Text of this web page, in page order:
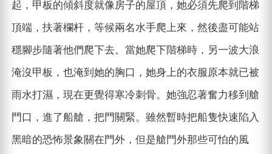
起，甲板的傾斜度就像房子的屋頂，她必須先爬到階梯
頂端，扶著欄杆，等候兩名水手爬上來，然後盡可能站
穩腳步隨著他們爬下去。當她爬下階梯時，另一波大浪
淹沒甲板，也淹到她的胸口，她身上的衣服原本就已被
雨水打濕，現在更覺得寒冷刺骨。她強忍著奮力移到艙
門口，進了船艙，把門關緊。雖然暫時把船隻快速陷入
黑暗的恐怖景象關在門外，但是艙門外那些可怕的風